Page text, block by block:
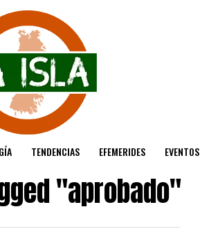
TENDENCIAS EFEMERIDES EVENTOS
"aprobado"